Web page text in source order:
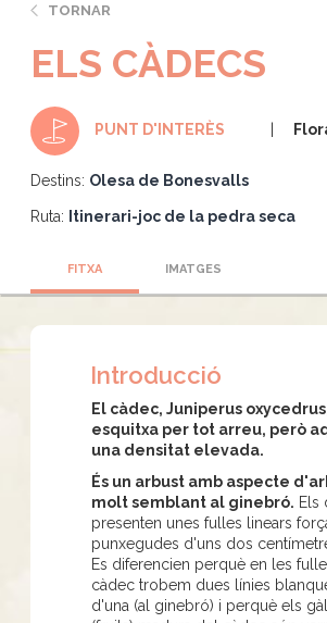
TORNAR
ELS CÀDECS
PUNT D'INTERÈS
Destins: Olesa de Bonesvalls
Ruta: Itinerari-joc de la pedra seca
FITXA IMATGES
Introducció
El càdec, Juniperus
esquitxa per tot arreu, però
una densitat elevada.
És un arbust amb aspecte
molt semblant al ginebró. Els
presenten unes fulles linears
punxegudes d'uns dos
Es diferencien perquè en les
càdec trobem dues línies
d'una (al ginebró) i perquè els